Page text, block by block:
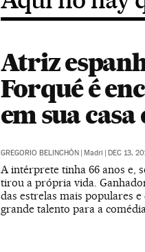
Atriz
Forqué é
em sua
GREGORIO BELINCHÓN | Madri | DEC 13,
A intérprete tinha 66 anos e,
tirou a própria vida.
das estrelas mais populares
grande talento para a